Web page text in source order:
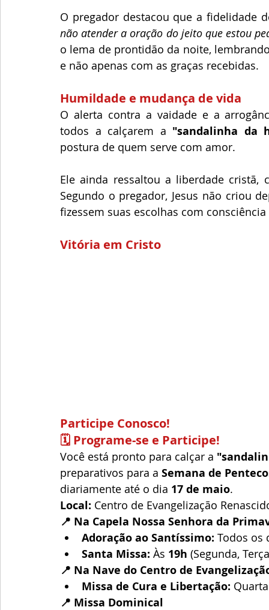
O pregador destacou que a fidelidade
não atender a oração do jeito que estou
o lema de prontidão da noite,
e não apenas com as graças recebidas.
Humildade e mudança de vida
O alerta contra a vaidade e a
todos a calçarem a "sandalinha da
postura de quem serve com amor.
Ele ainda ressaltou a liberdade cristã,
Segundo o pregador, Jesus não criou
fizessem suas escolhas com
Vitória em Cristo
Participe Conosco!
🗓️ Programe-se e Participe!
Você está pronto para calçar a
preparativos para a Semana de
diariamente até o dia 17 de maio.
Local: Centro de Evangelização
📍 Na Capela Nossa Senhora da
Adoração ao Santíssimo: Todos os
Santa Missa: Às 19h (Segunda,
📍 Na Nave do Centro de
Missa de Cura e Libertação:
📍 Missa Dominical